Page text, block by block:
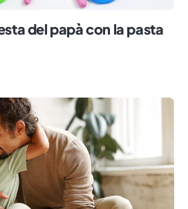
del papà con la pasta